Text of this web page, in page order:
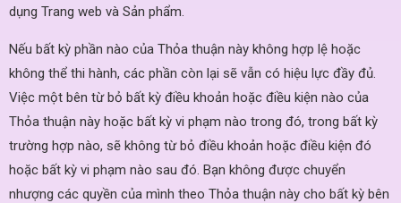
dụng Trang web và Sản phẩm.
Nếu bất kỳ phần nào của Thỏa thuận này không hợp lệ hoặc
không thể thi hành, các phần còn lại sẽ vẫn có hiệu lực đầy đủ.
Việc một bên từ bỏ bất kỳ điều khoản hoặc điều kiện nào của
Thỏa thuận này hoặc bất kỳ vi phạm nào trong đó, trong bất kỳ
trường hợp nào, sẽ không từ bỏ điều khoản hoặc điều kiện đó
hoặc bất kỳ vi phạm nào sau đó. Bạn không được chuyển
nhượng các quyền của mình theo Thỏa thuận này cho bất kỳ bên